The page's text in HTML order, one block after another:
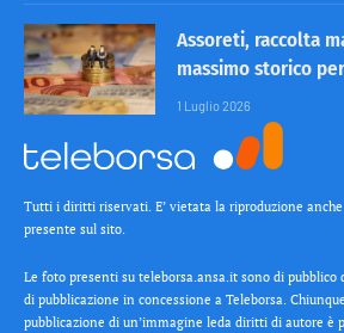
Assoreti, raccolta
massimo storico
1 Luglio 2026
Tutti i diritti riservati. E’ vietata la riproduzione
presente sul sito.
Le foto presenti su teleborsa.ansa.it sono di
di pubblicazione in concessione a Teleborsa.
pubblicazione di un’immagine leda diritti di autore è